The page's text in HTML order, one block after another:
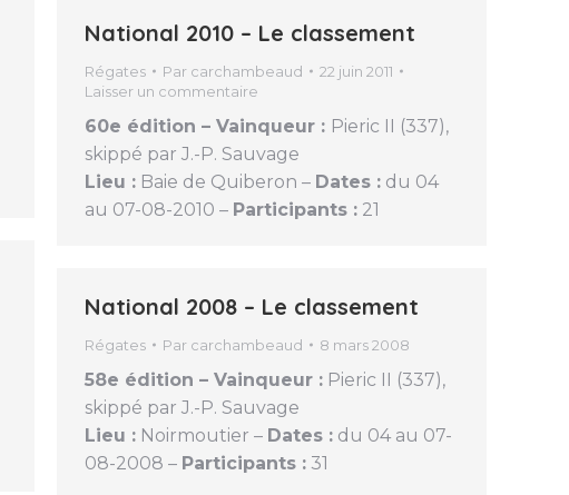
National 2010 – Le classement
Régates Par carchambeaud
22 juin 2011
Laisser un commentaire
60e édition – Vainqueur : Pieric II (337),
skippé par J.-P. Sauvage
Lieu : Baie de Quiberon – Dates : du 04
au 07-08-2010 – Participants : 21
National 2008 – Le classement
Régates Par carchambeaud 8 mars 2008
58e édition – Vainqueur : Pieric II (337),
skippé par J.-P. Sauvage
Lieu : Noirmoutier – Dates : du 04 au 07-
08-2008 – Participants : 31